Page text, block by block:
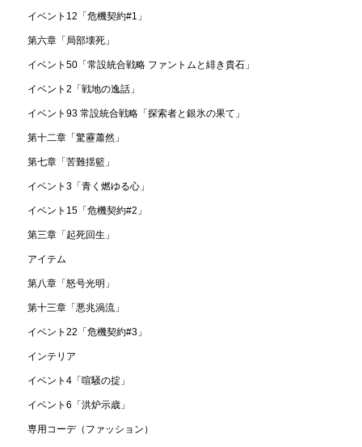
イベント12「危機契約#1」
第六章「局部壊死」
イベント50「常設統合戦略 ファントムと緋き貴石」
イベント2「戦地の逸話」
イベント93 常設統合戦略「探索者と銀氷の果て」
第十二章「驚靂蕭然」
第七章「苦難揺籃」
イベント3「青く燃ゆる心」
イベント15「危機契約#2」
第三章「起死回生」
アイテム
第八章「怒号光明」
第十三章「悪兆渦流」
イベント22「危機契約#3」
インテリア
イベント4「喧騒の掟」
イベント6「洪炉示歳」
専用コーデ（ファッション）